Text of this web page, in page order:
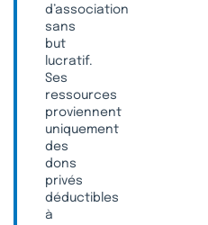
d’association
sans
but
lucratif.
Ses
ressources
proviennent
uniquement
des
dons
privés
déductibles
à